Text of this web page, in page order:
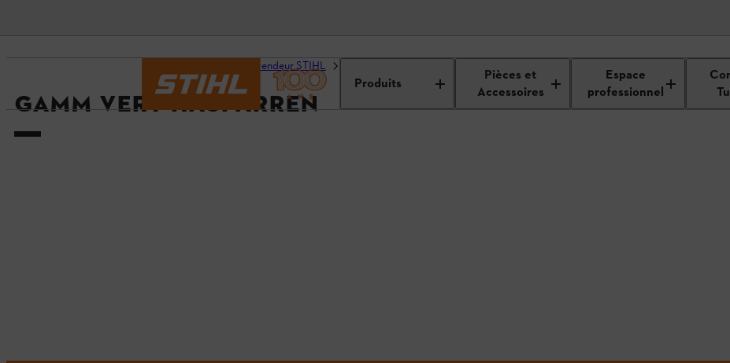
Produits
Pièces et
Accessoires
Espace
professionnel
Trouvez un revendeur STIHL
GAMM VERT HASPARREN